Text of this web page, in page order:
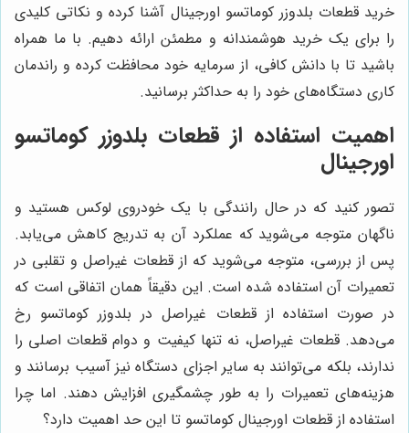
خرید قطعات بلدوزر کوماتسو اورجینال آشنا کرده و نکاتی کلیدی
را برای یک خرید هوشمندانه و مطمئن ارائه دهیم. با ما همراه
باشید تا با دانش کافی، از سرمایه خود محافظت کرده و راندمان
کاری دستگاه‌های خود را به حداکثر برسانید.
اهمیت استفاده از قطعات بلدوزر کوماتسو
اورجینال
تصور کنید که در حال رانندگی با یک خودروی لوکس هستید و
ناگهان متوجه می‌شوید که عملکرد آن به تدریج کاهش می‌یابد.
پس از بررسی، متوجه می‌شوید که از قطعات غیراصل و تقلبی در
تعمیرات آن استفاده شده است. این دقیقاً همان اتفاقی است که
در صورت استفاده از قطعات غیراصل در بلدوزر کوماتسو رخ
می‌دهد. قطعات غیراصل، نه تنها کیفیت و دوام قطعات اصلی را
ندارند، بلکه می‌توانند به سایر اجزای دستگاه نیز آسیب برسانند و
هزینه‌های تعمیرات را به طور چشمگیری افزایش دهند. اما چرا
استفاده از قطعات اورجینال کوماتسو تا این حد اهمیت دارد؟